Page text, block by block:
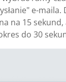
e-
na 15 sekund,
do 30